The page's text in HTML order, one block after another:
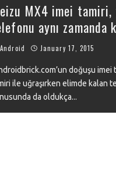
MX4 imei
aynı zamanda
Android January 17, 2015
doğuşu imei
ile uğraşırken elimde kalan
da oldukça...